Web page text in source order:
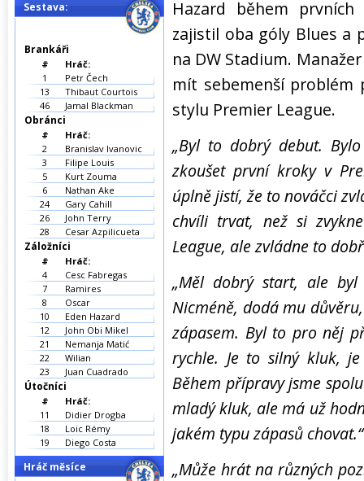
Hazard během
zajistil oba góly Blues a
na DW Stadium.
mít sebemenší problém
stylu Premier League.
„Byl to dobrý debut.
zkoušet první kroky v
úplně jistí, že to nováčci
chvíli trvat, než si
League, ale zvládne to
„Měl dobrý start, ale
Nicméně, dodá mu
zápasem. Byl to pro něj
rychle. Je to silný kluk,
Během přípravy jsme
mladý kluk, ale má už
jakém typu zápasů chovat.“
„Může hrát na různých
Sestava:
Brankáři
#
Hráč:
1
Petr Čech
13
Thibaut Courtois
46
Jamal Blackman
Obránci
#
Hráč:
2
Branislav Ivanovic
3
Filipe Louis
5
Kurt Zouma
6
Nathan Ake
24
Gary Cahill
26
John Terry
28
Cesar Azpilicueta
Záložníci
#
Hráč:
4
Cesc Fabregas
7
Ramires
8
Oscar
10
Eden Hazard
12
John Obi Mikel
21
Nemanja Matić
22
Wilian
23
Juan Cuadrado
Útočníci
#
Hráč:
11
Didier Drogba
18
Loic Rémy
19
Diego Costa
Hráč měsíce